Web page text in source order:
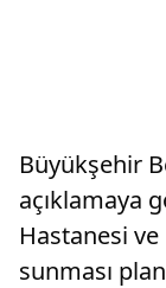
Büyükşehir
açıklamaya
Hastanesi
sunması